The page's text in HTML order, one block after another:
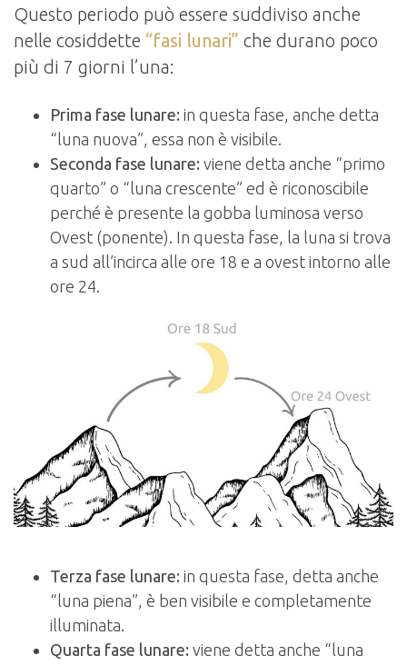
Questo periodo può essere suddiviso anche
nelle cosiddette “fasi lunari” che durano poco
più di 7 giorni l’una:
Prima fase lunare: in questa fase, anche detta
“luna nuova”, essa non è visibile.
Seconda fase lunare: viene detta anche “primo
quarto” o “luna crescente” ed è riconoscibile
perché è presente la gobba luminosa verso
Ovest (ponente). In questa fase, la luna si trova
a sud all’incirca alle ore 18 e a ovest intorno alle
ore 24.
Terza fase lunare: in questa fase, detta anche
“luna piena”, è ben visibile e completamente
illuminata.
Quarta fase lunare: viene detta anche “luna